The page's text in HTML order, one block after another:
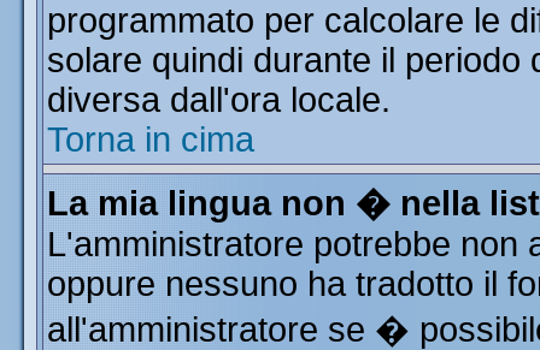
programmato per calcolare le
solare quindi durante il
diversa dall'ora locale.
Torna in cima
La mia lingua non � nella
L'amministratore potrebbe non
oppure nessuno ha tradotto il
all'amministratore se �